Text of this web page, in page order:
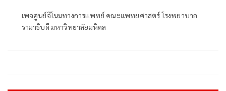
เพจศูนย์จีโนมทางการแพทย์ คณะแพทยศาสตร์ โรงพยาบาล
รามาธิบดี มหาวิทยาลัยมหิดล